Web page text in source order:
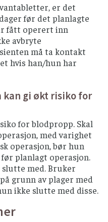
er det
før det planlagte
fått operert inn
avbryte
må ta kontakt
hvis han/hun har
kan gi økt risiko for
for blodpropp. Skal
med varighet
operasjon, bør hun
planlagt operasjon.
med. Bruker
grunn av plager med
ikke slutte med disse.